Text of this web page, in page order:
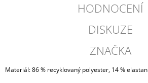
HODNOCENÍ
DISKUZE
ZNAČKA
Materiál: 86 % recyklovaný polyester, 14 % elastan